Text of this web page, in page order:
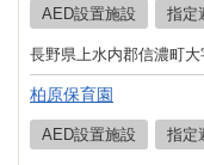
AED設置施設 指定
長野県上水内郡信濃町
柏原保育園
AED設置施設 指定